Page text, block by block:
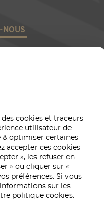
NOUS
|
Politique
qualité et
développement
durable
|
Éthique et
cookies et traceurs
utilisateur de
& optimiser certaines
accepter ces cookies
», les refuser en
» ou cliquer sur «
préférences. Si vous
sur les
politique cookies.